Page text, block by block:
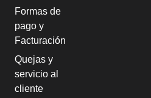
Formas de
pago y
Facturación
Quejas y
servicio al
cliente